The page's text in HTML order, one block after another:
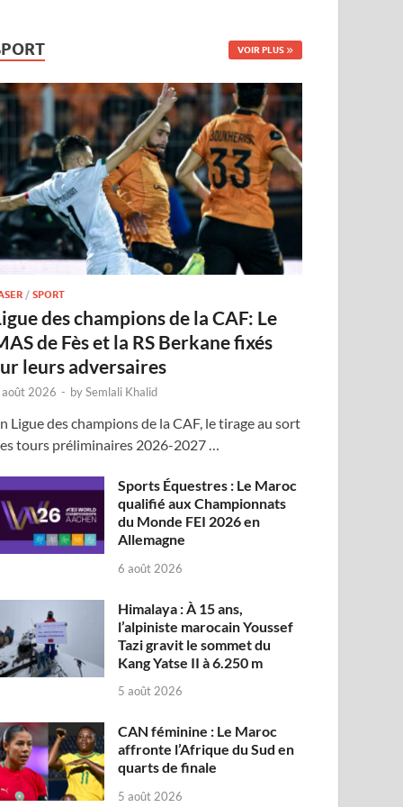
VOIR PLUS
/SPORT
des champions de la CAF: Le
de Fès et la RS Berkane fixés
leurs adversaires
2026 - bySemlali Khalid
Ligue des champions de la CAF, le tirage au sort
tours préliminaires 2026-2027 …
Sports Équestres : Le Maroc
qualifié aux Championnats
du Monde FEI 2026 en
Allemagne
6 août 2026
Himalaya : À 15 ans,
l’alpiniste marocain Youssef
Tazi gravit le sommet du
Kang Yatse II à 6.250 m
5 août 2026
CAN féminine : Le Maroc
affronte l’Afrique du Sud en
quarts de finale
5 août 2026